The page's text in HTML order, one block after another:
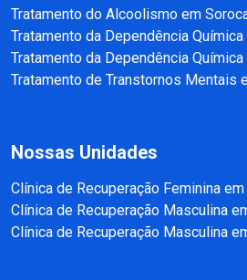
Tratamento do Alcoolismo em
Tratamento da Dependência
Tratamento da Dependência
Tratamento de Transtornos Mentais
Nossas Unidades
Clínica de Recuperação Feminina
Clínica de Recuperação Masculina
Clínica de Recuperação Masculina